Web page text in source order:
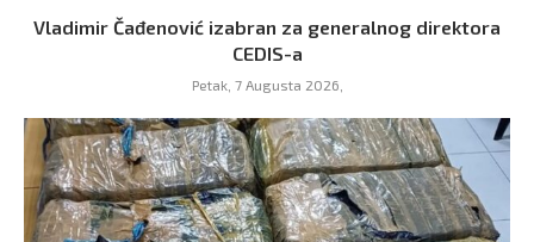
Vladimir Čađenović izabran za generalnog direktora
CEDIS-a
Petak, 7 Augusta 2026,